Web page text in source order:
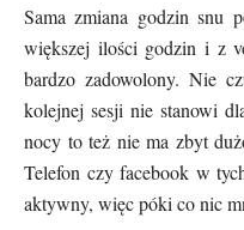
Sama zmiana godzin snu
większej ilości godzin i z
bardzo zadowolony. Nie
kolejnej sesji nie stanowi
nocy to też nie ma zbyt
Telefon czy facebook w
aktywny, więc póki co nic